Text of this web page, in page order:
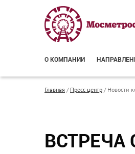
О КОМПАНИИ
Главная / Пресс-центр /Новости